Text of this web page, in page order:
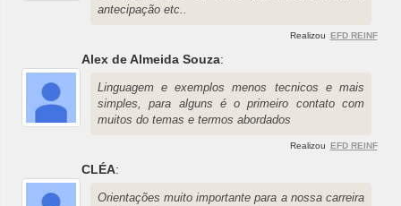
antecipação etc..
Realizou EFD REINF
Alex de Almeida Souza:
Linguagem e exemplos menos tecnicos e mais
simples, para alguns é o primeiro contato com
muitos do temas e termos abordados
Realizou EFD REINF
CLÉA:
Orientações muito importante para a nossa carreira